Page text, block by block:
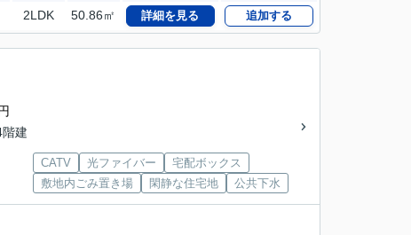
2LDK 50.86㎡ 詳細を見る 追加する
建
CATV 光ファイバー
宅配ボックス
敷地内ごみ置き場
閑静な住宅地 公共下水